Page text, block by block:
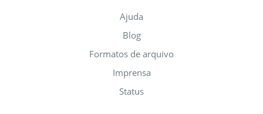
Ajuda
Blog
Formatos de arquivo
Imprensa
Status